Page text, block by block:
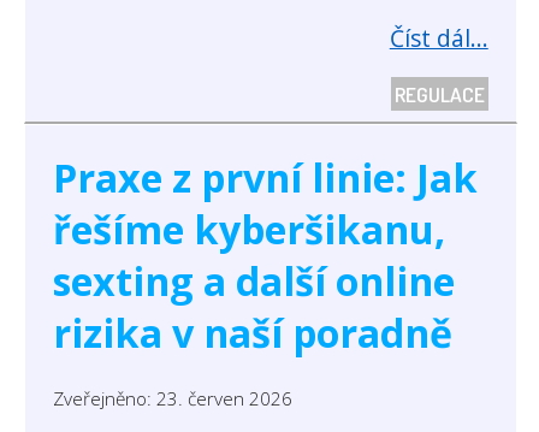
Číst dál...
REGULACE
Praxe z první linie: Jak
řešíme kyberšikanu,
sexting a další online
rizika v naší poradně
Zveřejněno: 23. červen 2026